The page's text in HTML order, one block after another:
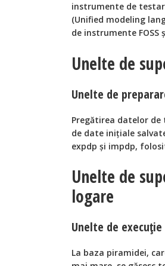
instrumente de
(Unified modeling
de instrumente FOSS
Unelte de
Unelte de
Pregătirea datelor de
de date iniţiale
expdp și impdp,
Unelte de
logare
Unelte de execuţie
La baza piramidei,